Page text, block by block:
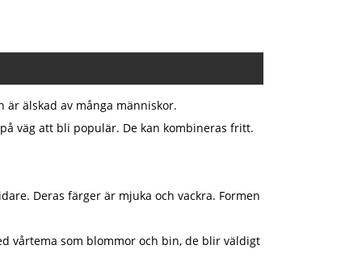
älskad av många människor.
väg att bli populär. De kan kombineras fritt.
Deras färger är mjuka och vackra. Formen
vårtema som blommor och bin, de blir väldigt